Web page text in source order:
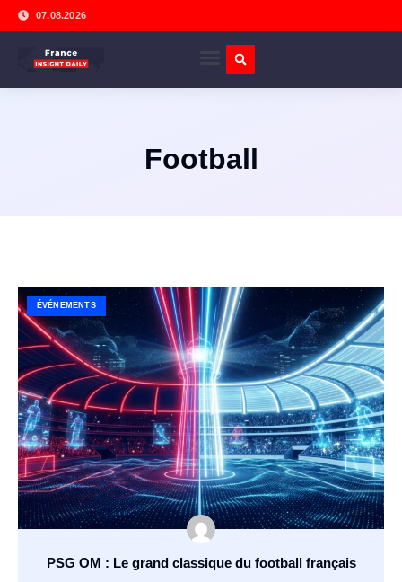
07.08.2026
Football
ÉVÉNEMENTS
PSG OM : Le grand classique du football français